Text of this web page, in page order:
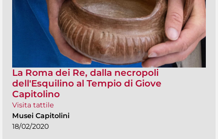
La Roma dei Re, dalla necropoli
dell'Esquilino al Tempio di Giove
Capitolino
Visita tattile
Musei Capitolini
18/02/2020